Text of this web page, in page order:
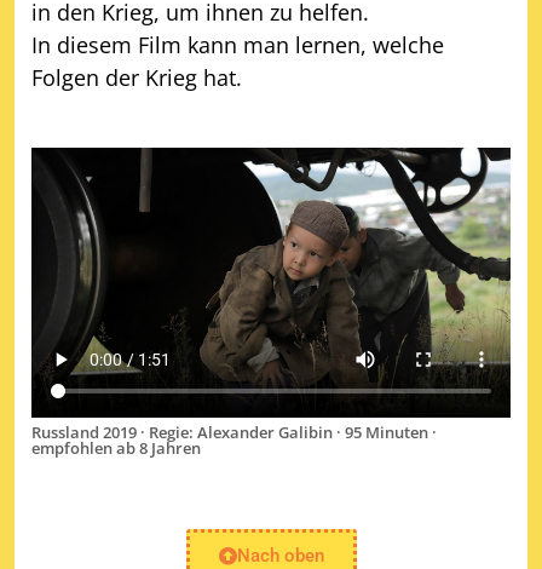
in den Krieg, um ihnen zu helfen.
In diesem Film kann man lernen, welche
Folgen der Krieg hat.
Russland 2019 · Regie: Alexander Galibin · 95 Minuten ·
empfohlen ab 8 Jahren
Nach oben